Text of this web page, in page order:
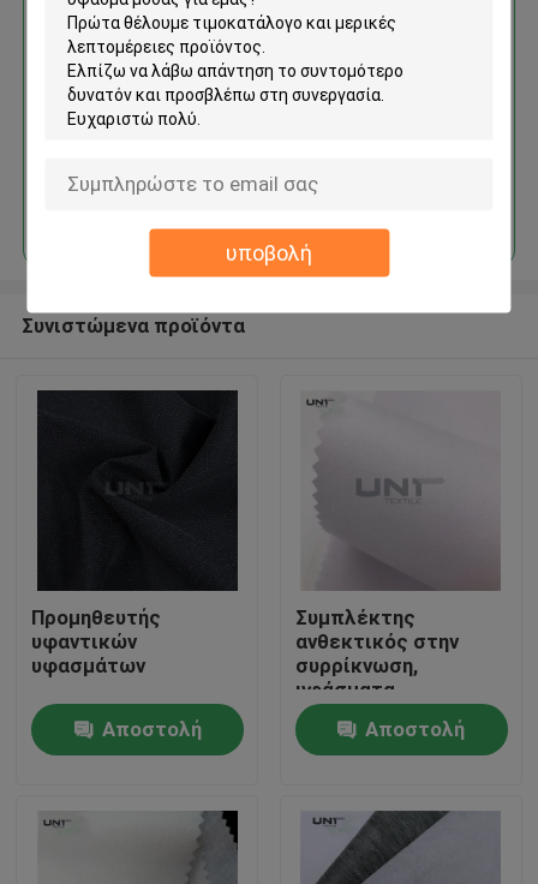
υποβολή
Σπίτι
Σχετικά με εμάς
Το ελαφρύ διπλάσιο
πλαισίωσε την τηκτή
διασύνδεση κατάλληλη για το
ύφασμα μόδας
Συνιστώμενα προϊόντα
Προμηθευτής
υφαντικών
υφασμάτων
Αποστολή
Συμπλέκτης
ανθεκτικός στην
συρρίκνωση,
υφάσματα
διασύνδεσης,
υφασμένα 112 cm
Αποστολή